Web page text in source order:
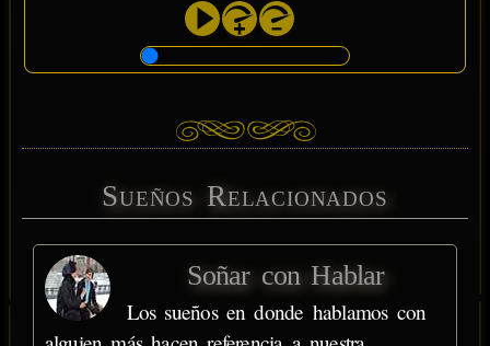
Sueños Relacionados
Soñar con Hablar
Los sueños en donde hablamos con